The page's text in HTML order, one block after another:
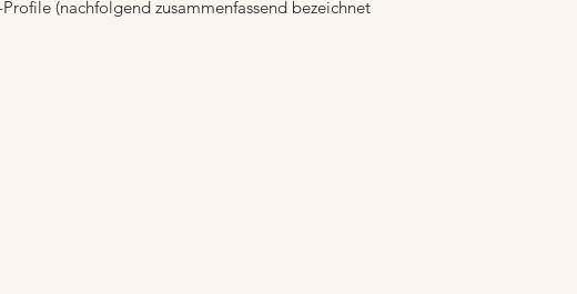
(nachfolgend zusammenfassend bezeichnet